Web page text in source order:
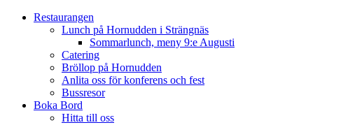
Restaurangen
Lunch på Hornudden i Strängnäs
Sommarlunch, meny 9:e Augusti
Catering
Bröllop på Hornudden
Anlita oss för konferens och fest
Bussresor
Boka Bord
Hitta till oss